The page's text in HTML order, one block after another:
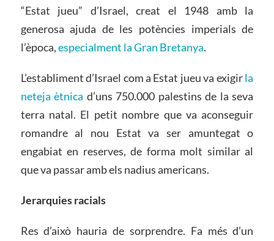
“Estat jueu” d’Israel, creat el 1948 amb la
generosa ajuda de les potències imperials de
l’època,especialment la Gran Bretanya.
L’establiment d’Israel com a Estat jueu va exigirla
neteja ètnica d’uns 750.000 palestins de la seva
terra natal. El petit nombre que va aconseguir
romandre al nou Estat va ser amuntegat o
engabiat en reserves, de forma molt similar al
que va passar amb els nadius americans.
Jerarquies racials
Res d’això hauria de sorprendre. Fa més d’un